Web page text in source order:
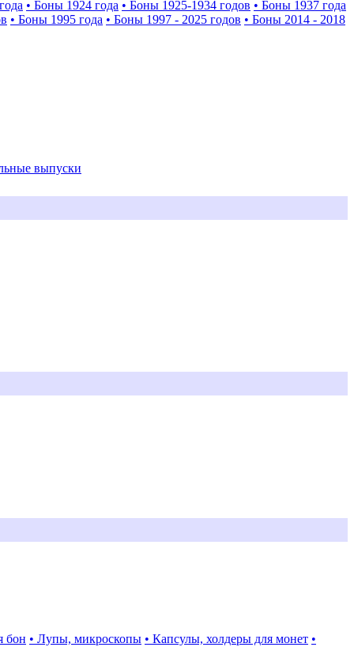
• Боны 1924 года • Боны 1925-1934 годов • Боны 1937 года
• Боны 1995 года • Боны 1997 - 2025 годов • Боны 2014 - 2018
выпуски
бон • Лупы, микроскопы • Капсулы, холдеры для монет •